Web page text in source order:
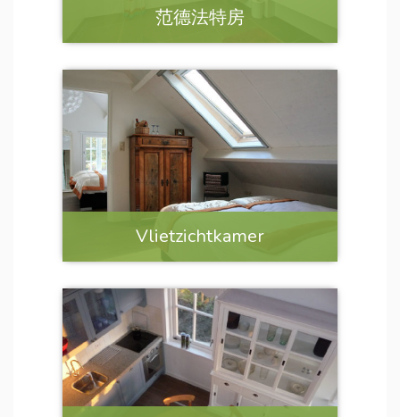
范德法特房
Vlietzichtkamer